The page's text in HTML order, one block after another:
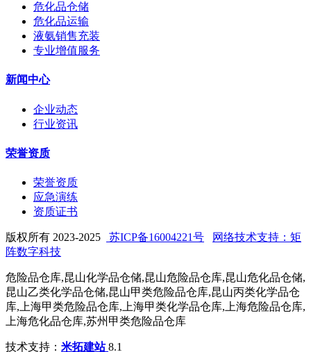
危化品仓储
危化品运输
液氨销售充装
专业增值服务
新闻中心
企业动态
行业资讯
荣誉资质
荣誉资质
应急演练
资质证书
版权所有 2023-2025 苏ICP备16004221号
网络技术支持：矩
阵数字科技
危险品仓库,昆山化学品仓储,昆山危险品仓库,昆山危化品仓储,
昆山乙类化学品仓储,昆山甲类危险品仓库,昆山丙类化学品仓
库,上海甲类危险品仓库,上海甲类化学品仓库,上海危险品仓库,
上海危化品仓库,苏州甲类危险品仓库
技术支持： 米拓建站8.1